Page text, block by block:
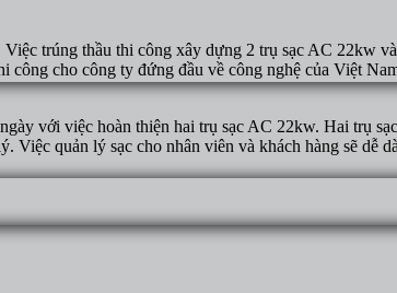
trúng thầu thi công xây dựng 2 trụ sạc AC 22kw
cho công ty đứng đầu về công nghệ của Việt
với việc hoàn thiện hai trụ sạc AC 22kw. Hai trụ
quản lý sạc cho nhân viên và khách hàng sẽ dễ